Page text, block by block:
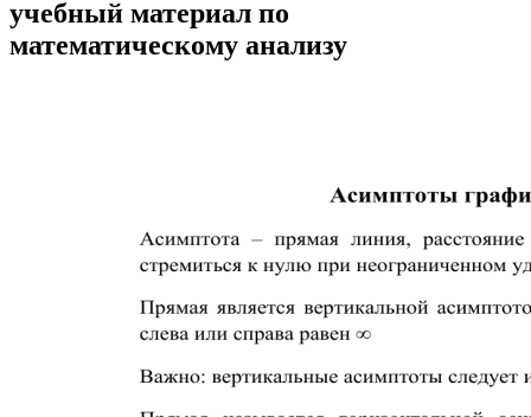
учебный материал по
математическому анализу